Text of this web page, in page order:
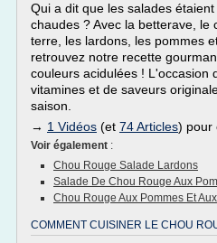
Qui a dit que les salades
chaudes ? Avec la betterave, le
terre, les lardons, les pommes
retrouvez notre recette
couleurs acidulées ! L'occasion
vitamines et de saveurs
saison.
→ 1 Vidéos (et 74 Articles) pour
Voir également :
Chou Rouge Salade Lardons
Salade De Chou Rouge Aux
Chou Rouge Aux Pommes Et
COMMENT CUISINER LE CHOU